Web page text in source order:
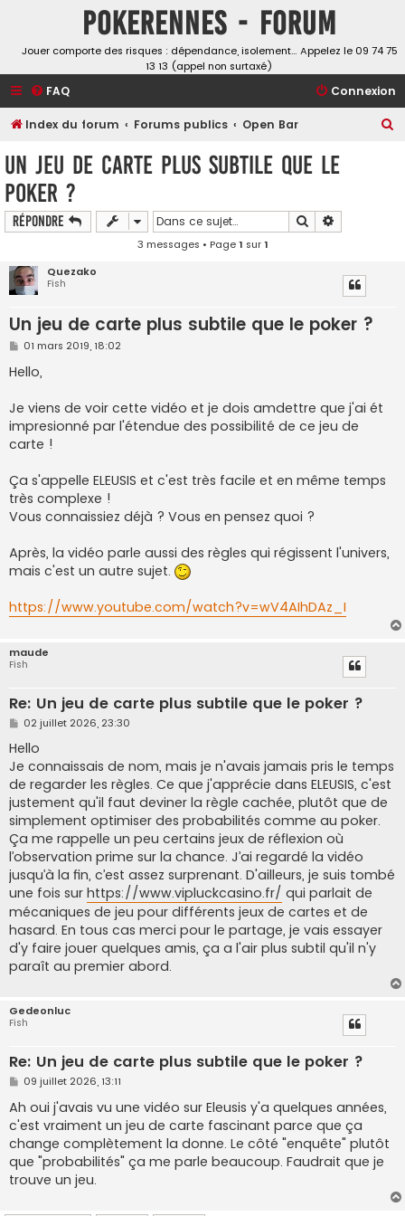
Pokerennes - Forum
Jouer comporte des risques : dépendance, isolement… Appelez le 09 74 75
13 13 (appel non surtaxé)
FAQ Connexion
Index du forum Forums publics Open Bar
Un jeu de carte plus subtile que le
poker ?
Répondre Rechercher
3 messages • Page1 sur1
Quezako
Fish
Un jeu de carte plus subtile que le poker ?
M
s
s
g
e
01 mars 2019, 18:02
Hello,
Je viens de voir cette vidéo et je dois amdettre que j'ai ét
impresionné par l'étendue des possibilité de ce jeu de
carte !
Ça s'appelle ELEUSIS et c'est très facile et en même temps
très complexe !
Vous connaissiez déjà ? Vous en pensez quoi ?
Après, la vidéo parle aussi des règles qui régissent l'univers,
mais c'est un autre sujet.
https://www.youtube.com/watch?v=wV4AIhDAz_I
maude
Fish
Re: Un jeu de carte plus subtile que le poker ?
M
s
s
a
g
e
02 juillet 2026, 23:30
Hello
Je connaissais de nom, mais je n'avais jamais pris le temps
de regarder les règles. Ce que j'apprécie dans ELEUSIS, c'est
justement qu'il faut deviner la règle cachée, plutôt que de
simplement optimiser des probabilités comme au poker.
Ça me rappelle un peu certains jeux de réflexion où
l’observation prime sur la chance. J’ai regardé la vidéo
jusqu’à la fin, c’est assez surprenant. D'ailleurs, je suis tombé
une fois sur https://www.vipluckcasino.fr/ qui parlait de
mécaniques de jeu pour différents jeux de cartes et de
hasard. En tous cas merci pour le partage, je vais essayer
d'y faire jouer quelques amis, ça a l'air plus subtil qu'il n'y
paraît au premier abord.
Gedeonluc
Fish
Re: Un jeu de carte plus subtile que le poker ?
M
s
s
a
g
e
09 juillet 2026, 13:11
Ah oui j'avais vu une vidéo sur Eleusis y'a quelques années,
c'est vraiment un jeu de carte fascinant parce que ça
change complètement la donne. Le côté "enquête" plutôt
que "probabilités" ça me parle beaucoup. Faudrait que je
trouve un jeu.